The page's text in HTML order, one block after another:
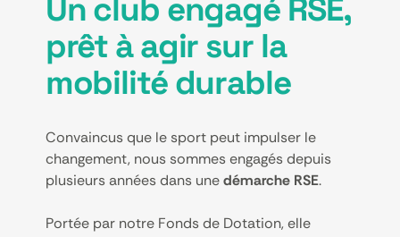
Un club engagé RSE,
prêt à agir sur la
mobilité durable
Convaincus que le sport peut impulser le
changement, nous sommes engagés depuis
plusieurs années dans unedémarche RSE.
Portée par notre Fonds de Dotation, elle